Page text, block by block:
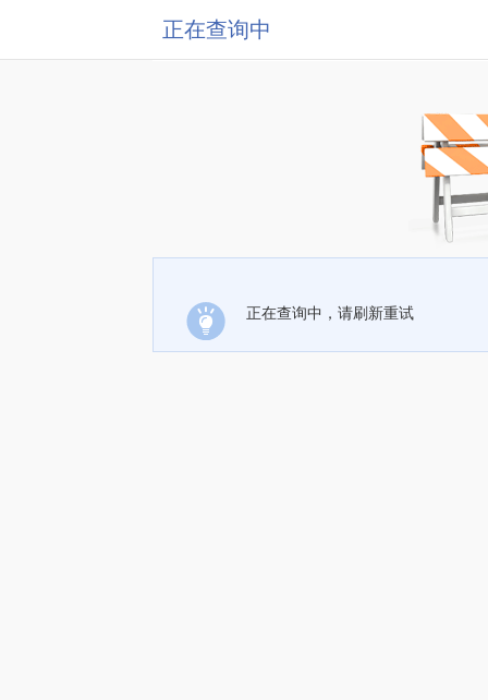
正在查询中
正在查询中，请刷新重试